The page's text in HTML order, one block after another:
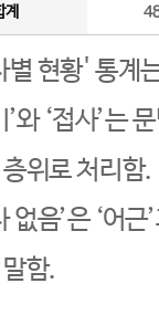
계
현황' 통계
’와 ‘접사’는
위로 처리함.
없음’은 ‘어
함.